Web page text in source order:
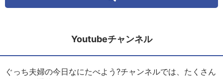
Youtubeチャンネル
ぐっち夫婦の今日なにたべよう?チャンネルでは、たくさん